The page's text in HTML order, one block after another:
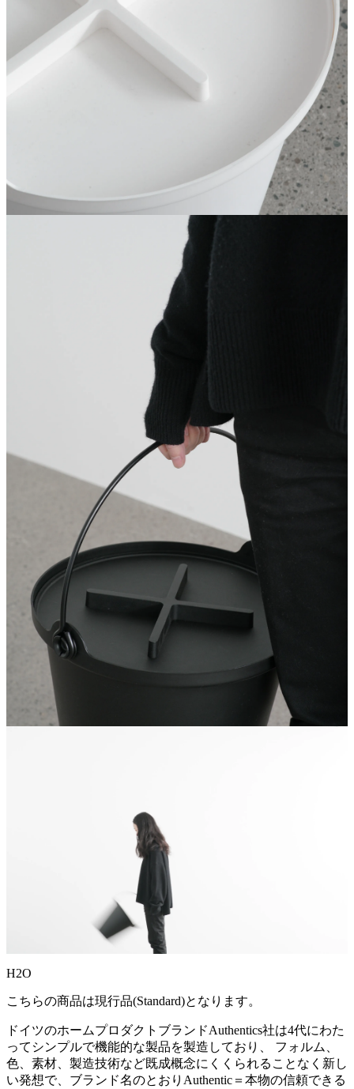
H2O
こちらの商品は現行品(Standard)となります。
ドイツのホームプロダクトブランドAuthentics社は4代にわた
ってシンプルで機能的な製品を製造しており、 フォルム、
色、素材、製造技術など既成概念にくくられることなく新し
い発想で、ブランド名のとおりAuthentic＝本物の信頼できる